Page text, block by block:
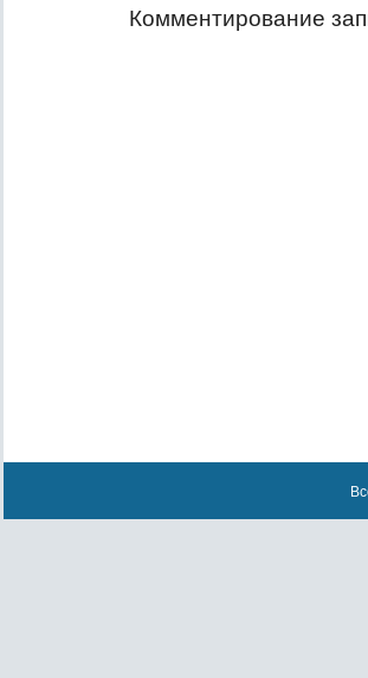
Комментирование